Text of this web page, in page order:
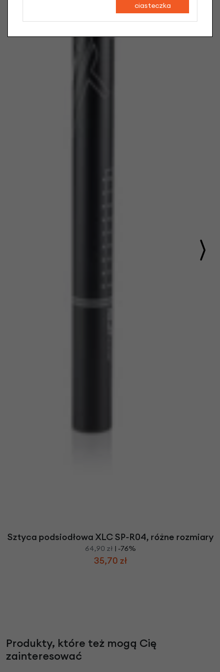
Sztyca podsiodłowa XLC SP-R04, różne rozmiary
64,90 zł | -76%
35,70 zł
Produkty, które też mogą Cię
zainteresować
ciasteczka